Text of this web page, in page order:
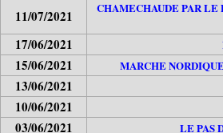
11/07/2021
CHAMECHAUDE PAR
17/06/2021
15/06/2021 MARCHE
13/06/2021
10/06/2021
03/06/2021 LE PAS